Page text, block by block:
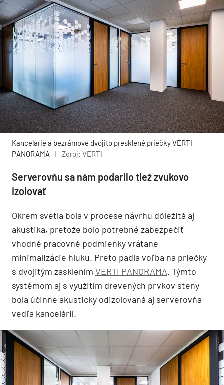
Kancelárie a bezrámové dvojito presklené priečky VERTI
PANORAMA
Zdroj: VERTI
Serverovňu sa nám podarilo tiež zvukovo
izolovať
Okrem svetla bola v procese návrhu dôležitá aj
akustika, pretože bolo potrebné zabezpečiť
vhodné pracovné podmienky vrátane
minimalizácie hluku. Preto padla voľba na priečky
s dvojitým zasklením VERTI PANORAMA. Týmto
systémom aj s využitím drevených prvkov steny
bola účinne akusticky odizolovaná aj serverovňa
vedľa kancelárií.